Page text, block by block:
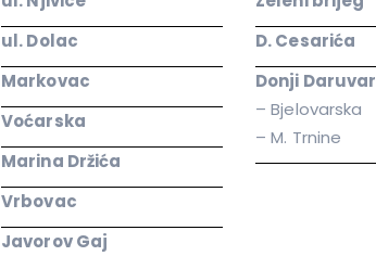
ul. Dolac
Markovac
Voćarska
Marina Držića
Vrbovac
Javorov Gaj
D. Cesarića
Donji Daruvar
– Bjelovarska
– M. Trnine